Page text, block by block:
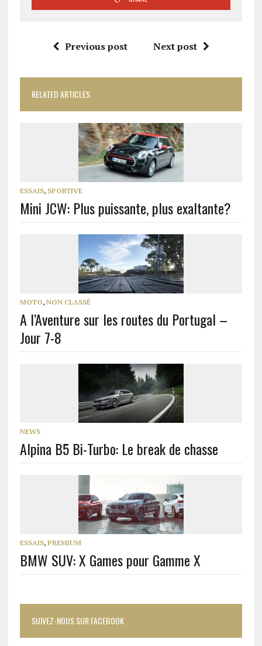
Previous post Next post
RELATED ARTICLES
ESSAIS, SPORTIVE
Mini JCW: Plus puissante, plus exaltante?
MOTO, NON CLASSÉ
A l’Aventure sur les routes du Portugal –
Jour 7-8
NEWS
Alpina B5 Bi-Turbo: Le break de chasse
ESSAIS, PREMIUM
BMW SUV: X Games pour Gamme X
SUIVEZ-NOUS SUR FACEBOOK